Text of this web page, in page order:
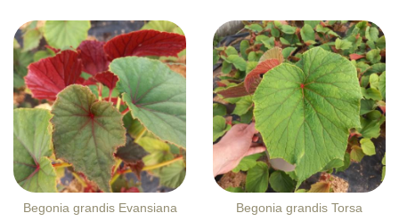
Begonia grandis Evansiana Begonia grandis Torsa